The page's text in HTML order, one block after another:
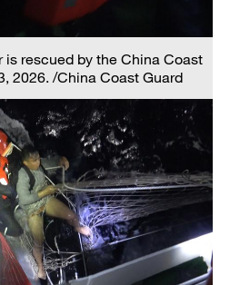
is rescued by the China Coast
2026. /China Coast Guard